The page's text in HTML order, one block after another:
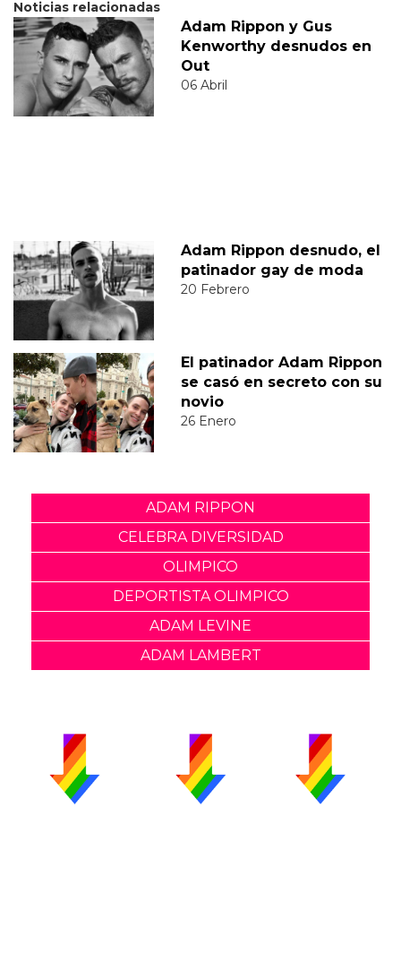
Noticias relacionadas
Adam Rippon y Gus
Kenworthy desnudos en
Out
06 Abril
Adam Rippon desnudo, el
patinador gay de moda
20 Febrero
El patinador Adam Rippon
se casó en secreto con su
novio
26 Enero
ADAM RIPPON
CELEBRA DIVERSIDAD
OLIMPICO
DEPORTISTA OLIMPICO
ADAM LEVINE
ADAM LAMBERT